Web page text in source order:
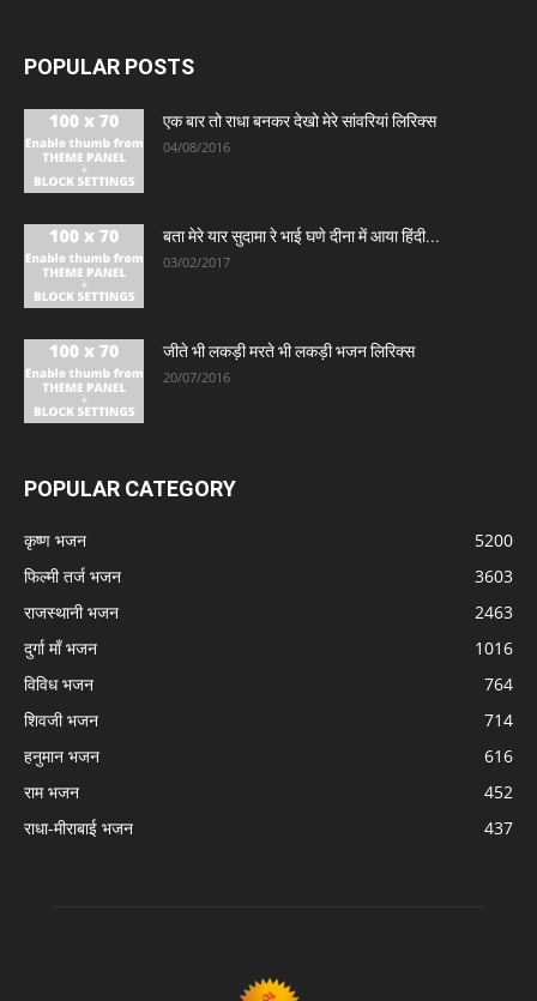
POPULAR POSTS
एक बार तो राधा बनकर देखो मेरे सांवरियां लिरिक्स
04/08/2016
बता मेरे यार सुदामा रे भाई घणे दीना में आया हिंदी...
03/02/2017
जीते भी लकड़ी मरते भी लकड़ी भजन लिरिक्स
20/07/2016
POPULAR CATEGORY
कृष्ण भजन
5200
फिल्मी तर्ज भजन
3603
राजस्थानी भजन
2463
दुर्गा माँ भजन
1016
विविध भजन
764
शिवजी भजन
714
हनुमान भजन
616
राम भजन
452
राधा-मीराबाई भजन
437